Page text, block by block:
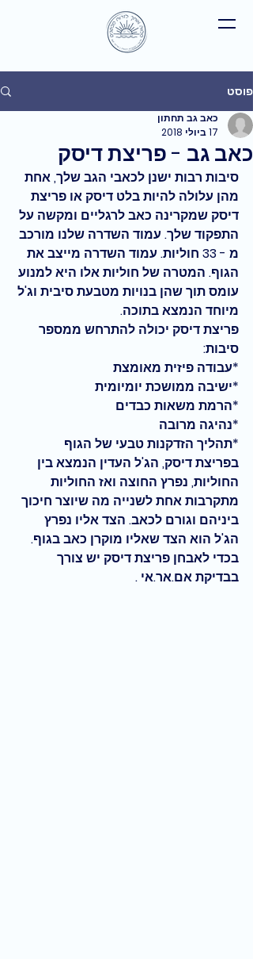
פוסט
כאב גב - פריצת דיסק
כאב גב תחתון
17 ביולי 2018
סיבות רבות ישנן לכאבי הגב שלך, אחת
מהן עלולה להיות בלט דיסק או פריצת
דיסק שמקרינה כאב לרגליים ומקשה על
התפקוד שלך. עמוד השדרה שלנו מורכב
מ - 33 חוליות. עמוד השדרה מייצב את
הגוף. המטרה של חוליות אלו היא למנוע
עומס תוך שהן בנויות מטבעת סיבית וג'ל
מיוחד הנמצא בתוכה.
פריצת דיסק יכולה להתרחש ממספר
סיבות:
*עבודה פיזית מאומצת
*ישיבה ממושכת יומיומית
*הרמת משאות כבדים
*נהיגה מרובה
*תהליך הזדקנות טבעי של הגוף
בפריצת דיסק, הג'ל העדין הנמצא בין
החוליות, נפרץ החוצה ואז החוליות
מתקרבות אחת לשנייה מה שיוצר חיכוך
ביניהם וגורם לכאב. הצד אליו נפרץ
הג'ל הוא הצד שאליו מוקרן כאב בגוף.
בכדי לאבחן פריצת דיסק יש צורך
בבדיקת אם.אר.אי .